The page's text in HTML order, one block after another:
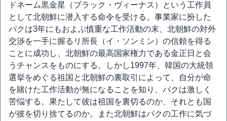
ドネーム黒金星（ブラック・ヴィーナス）という工作員
として北朝鮮に潜入する命令を受ける。事業家に扮した
パクは3年にもおよぶ慎重な工作活動の末、北朝鮮の対外
交渉を一手に握るリ所長（イ・ソンミン）の信頼を得る
ことに成功し、北朝鮮の最高国家権力である金正日と会
うチャンスをものにする。しかし1997年、韓国の大統領
選挙をめぐる祖国と北朝鮮の裏取引によって、自分が命
を賭けた工作活動が無になることを知り、パクは激しく
苦悩する。果たして彼は祖国を裏切るのか、それとも国
が彼を切り捨てるのか。また北朝鮮はパクの工作に気づ